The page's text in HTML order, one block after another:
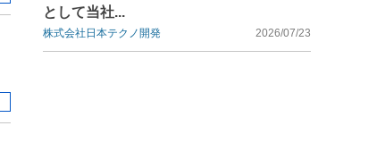
として当社...
株式会社日本テクノ開発 2026/07/23